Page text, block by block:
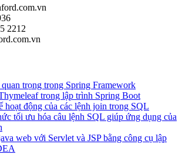
2212
trọng trong Spring Framework
trong lập trình Spring Boot
hoạt động của các lệnh join trong SQL
tối ưu hóa câu lệnh SQL giúp ứng dụng của
web với Servlet và JSP bằng công cụ lập